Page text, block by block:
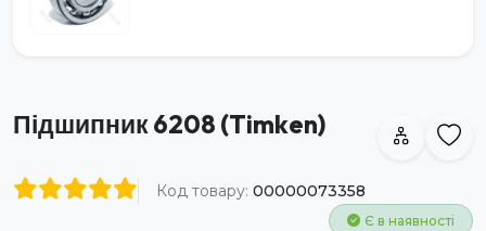
Підшипник 6208 (Timken)
Код товару: 00000073358
Є в наявності